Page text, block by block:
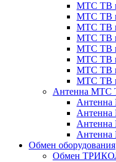
МТС ТВ
МТС ТВ
МТС ТВ
МТС ТВ
МТС ТВ
МТС ТВ
МТС ТВ
МТС ТВ
Антенна МТС
Обмен оборудования
Обмен